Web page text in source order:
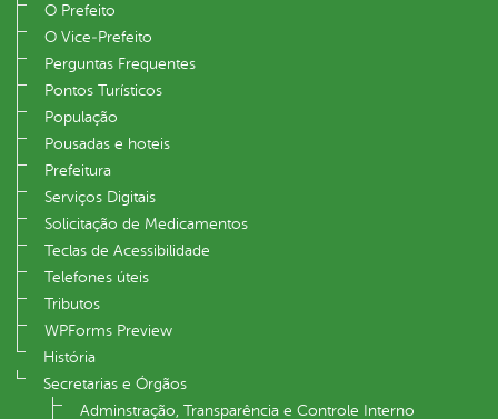
O Prefeito
O Vice‐Prefeito
Perguntas Frequentes
Pontos Turísticos
População
Pousadas e hoteis
Prefeitura
Serviços Digitais
Solicitação de Medicamentos
Teclas de Acessibilidade
Telefones úteis
Tributos
WPForms Preview
História
Secretarias e Órgãos
Adminstração, Transparência e Controle Interno